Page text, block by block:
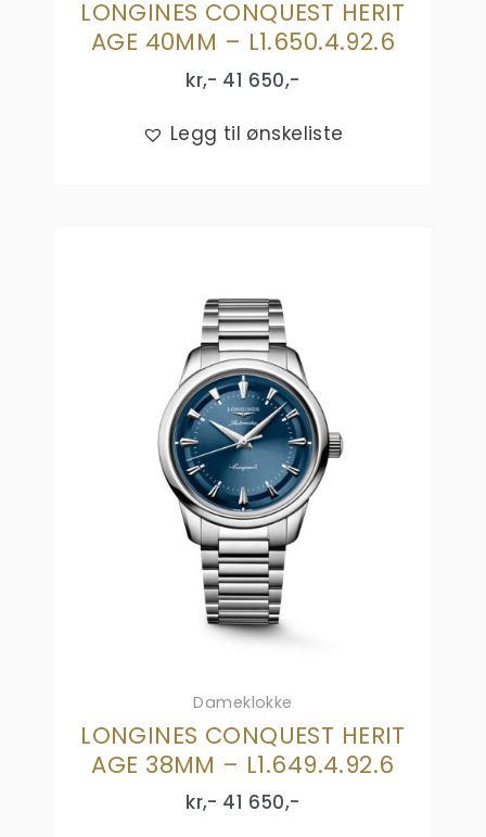
LONGINES CONQUEST HERIT
AGE 40MM – L1.650.4.92.6
kr,- 41 650,-
Legg til ønskeliste
Dameklokke
LONGINES CONQUEST HERIT
AGE 38MM – L1.649.4.92.6
kr,- 41 650,-